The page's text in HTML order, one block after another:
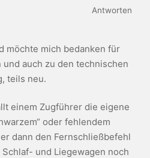
möchte mich bedanken für
auch zu den technischen
teils neu.
einem Zugführer die eigene
oder fehlendem
dann den Fernschließbefehl
und Liegewagen noch
Antworten